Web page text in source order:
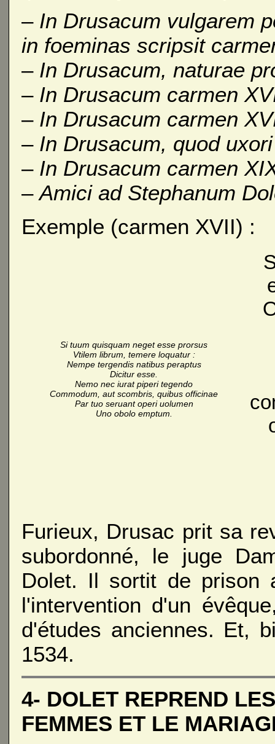
– In Drusacum vulgarem
in foeminas scripsit
– In Drusacum, naturae
– In Drusacum carmen
– In Drusacum carmen
– In Drusacum, quod
– In Drusacum carmen
–Amici ad Stephanum
Exemple (carmen XVII) :
Si tuum quisquam neget esse prorsus
Vtilem librum, temere loquatur :
Nempe tergendis natibus peraptus
Dicitur esse.
Nemo nec iurat piperi tegendo
Commodum, aut scombris, quibus officinae
Par tuo seruant operi uolumen
Uno obolo emptum.
Furieux, Drusac prit sa
subordonné, le juge
Dolet. Il sortit de prison
l'intervention d'un
d'études anciennes. Et,
1534.
4- DOLET REPREND
FEMMES ET LE